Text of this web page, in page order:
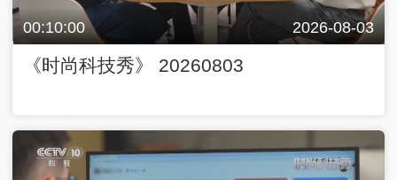
00:10:00 2026-08-03
《时尚科技秀》 20260803